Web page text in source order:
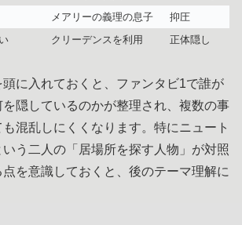
メアリーの義理の息子
抑圧
クリーデンスを利用 正体隠し
に入れておくと、ファンタビ1で誰が
隠しているのかが整理され、複数の事
混乱しにくくなります。特にニュート
う二人の「居場所を探す人物」が対照
を意識しておくと、後のテーマ理解に